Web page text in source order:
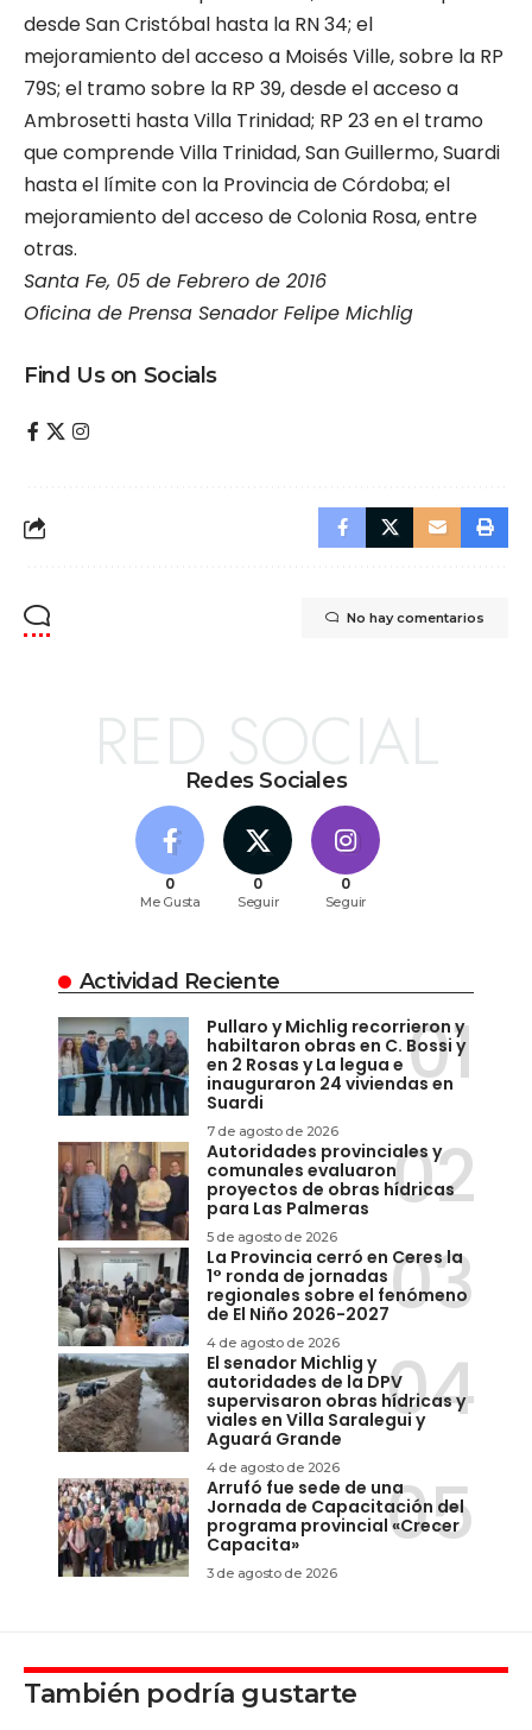
desde San Cristóbal hasta la RN 34; el
mejoramiento del acceso a Moisés Ville, sobre la RP
79S; el tramo sobre la RP 39, desde el acceso a
Ambrosetti hasta Villa Trinidad; RP 23 en el tramo
que comprende Villa Trinidad, San Guillermo, Suardi
hasta el límite con la Provincia de Córdoba; el
mejoramiento del acceso de Colonia Rosa, entre
otras.
Santa Fe, 05 de Febrero de 2016
Oficina de Prensa Senador Felipe Michlig
Find Us on Socials
No hay comentarios
Redes Sociales
RED SOCIAL
0
Me Gusta
0
Seguir
0
Seguir
Actividad Reciente
Pullaro y Michlig recorrieron y
habiltaron obras en C. Bossi y
en 2 Rosas y La legua e
inauguraron 24 viviendas en
Suardi
7 de agosto de 2026
Autoridades provinciales y
comunales evaluaron
proyectos de obras hídricas
para Las Palmeras
5 de agosto de 2026
La Provincia cerró en Ceres la
1° ronda de jornadas
regionales sobre el fenómeno
de El Niño 2026-2027
4 de agosto de 2026
El senador Michlig y
autoridades de la DPV
supervisaron obras hídricas y
viales en Villa Saralegui y
Aguará Grande
4 de agosto de 2026
Arrufó fue sede de una
Jornada de Capacitación del
programa provincial «Crecer
Capacita»
3 de agosto de 2026
También podría gustarte